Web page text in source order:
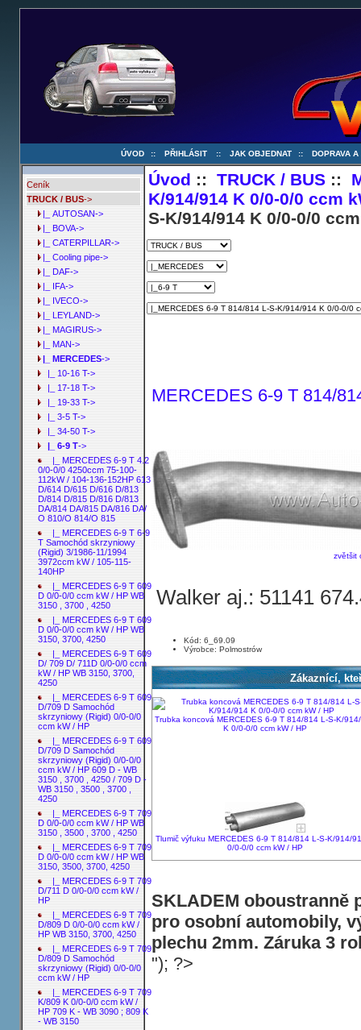
ÚVOD :: PŘIHLÁSIT :: JAK OBJEDNAT :: DOPRAVA A
Ceník
TRUCK / BUS->
|_ AUTOSAN->
|_ BOVA->
|_ CATERPILLAR->
|_ Cooling pipe->
|_ DAF->
|_ IFA->
|_ IVECO->
|_ LEYLAND->
|_ MAGIRUS->
|_ MAN->
|_ MERCEDES->
|_ 10-16 T->
|_ 17-18 T->
|_ 19-33 T->
|_ 3-5 T->
|_ 34-50 T->
|_ 6-9 T->
|_ MERCEDES 6-9 T 4.2
0/0-0/0 4250ccm 75-100-
112kW / 104-136-152HP 613
D/614 D/615 D/616 D/813
D/814 D/815 D/816 D/813
DA/814 DA/815 DA/816 DA/
O 810/O 814/O 815
|_ MERCEDES 6-9 T 6-9
T Samochód skrzyniowy
(Rigid) 3/1986-11/1994
3972ccm kW / 105-115-
140HP
|_ MERCEDES 6-9 T 609
D 0/0-0/0 ccm kW / HP WB
3150 , 3700 , 4250
|_ MERCEDES 6-9 T 609
D 0/0-0/0 ccm kW / HP WB
3150, 3700, 4250
|_ MERCEDES 6-9 T 609
D/ 709 D/ 711D 0/0-0/0 ccm
kW / HP WB 3150, 3700,
4250
|_ MERCEDES 6-9 T 609
D/709 D Samochód
skrzyniowy (Rigid) 0/0-0/0
ccm kW / HP
|_ MERCEDES 6-9 T 609
D/709 D Samochód
skrzyniowy (Rigid) 0/0-0/0
ccm kW / HP 609 D - WB
3150 , 3700 , 4250 / 709 D -
WB 3150 , 3500 , 3700 ,
4250
|_ MERCEDES 6-9 T 709
D 0/0-0/0 ccm kW / HP WB
3150 , 3500 , 3700 , 4250
|_ MERCEDES 6-9 T 709
D 0/0-0/0 ccm kW / HP WB
3150, 3500, 3700, 4250
|_ MERCEDES 6-9 T 709
D/711 D 0/0-0/0 ccm kW /
HP
|_ MERCEDES 6-9 T 709
D/809 D 0/0-0/0 ccm kW /
HP WB 3150, 3700, 4250
|_ MERCEDES 6-9 T 709
D/809 D Samochód
skrzyniowy (Rigid) 0/0-0/0
ccm kW / HP
|_ MERCEDES 6-9 T 709
K/809 K 0/0-0/0 ccm kW /
HP 709 K - WB 3090 ; 809 K
- WB 3150
Úvod ::TRUCK / BUS ::
K/914/914 K 0/0-0/0 ccm
S-K/914/914 K 0/0-0/0
MERCEDES 6-9 T 814/
zvětšit
Walker aj.: 51141
Kód: 6_69.09
Výrobce: Polmostrów
Zákaznící,
Trubka koncová MERCEDES 6-9 T 814/814 L-S-K/
K 0/0-0/0 ccm kW / HP
Tlumič výfuku MERCEDES 6-9 T 814/814 L-S-K/914/
0/0-0/0 ccm kW / HP
SKLADEM oboustranně
pro osobní automobily,
plechu 2mm. Záruka 3
"); ?>